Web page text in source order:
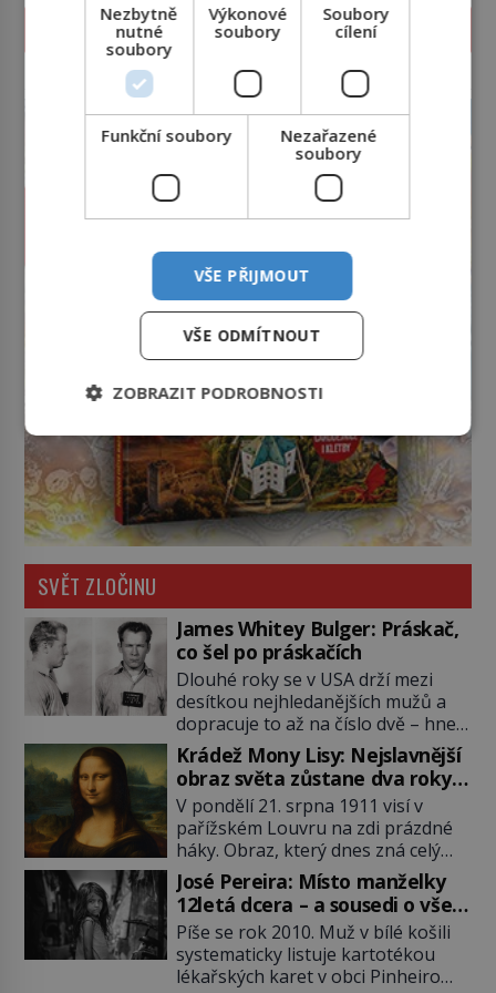
PROLISTOVAT ČASOPIS
reklama
SVĚT ZLOČINU
James Whitey Bulger: Práskač,
co šel po práskačích
Dlouhé roky se v USA drží mezi
desítkou nejhledanějších mužů a
dopracuje to až na číslo dvě – hned
po Usámovi bin Ládinovi (1957–
2011). To je James „Whitey“ Bulger
(1929–2018) viněný ze spoluúčasti
na 19 vraždách, vydírání a lichvy. A
samozřejmě, krom toho je ještě
drogový dealer, který neváhá
odstranit z cesty všechny práskače,
zatímco […]
Krádež Mony Lisy: Nejslavnější
obraz světa zůstane dva roky
nezvěstný
V pondělí 21. srpna 1911 visí v
pařížském Louvru na zdi prázdné
háky. Obraz, který dnes zná celý
svět, je pryč. Zpočátku si nikdo
nemyslí, že jde o krádež.
Zaměstnanci jsou přesvědčeni, že
Mona Lisa je jen v restaurátorské
dílně nebo u fotografa. Když se
ukáže pravda, propukne jeden z
José Pereira: Místo manželky
12letá dcera – a sousedi o všem
vědí!
Píše se rok 2010. Muž v bílé košili
systematicky listuje kartotékou
lékařských karet v obci Pinheiro
Nezbytně
nutné
soubory
Výkonové
soubory
Soubory
cílení
Funkční soubory
Nezařazené
soubory
VŠE PŘIJMOUT
VŠE ODMÍTNOUT
ZOBRAZIT PODROBNOSTI